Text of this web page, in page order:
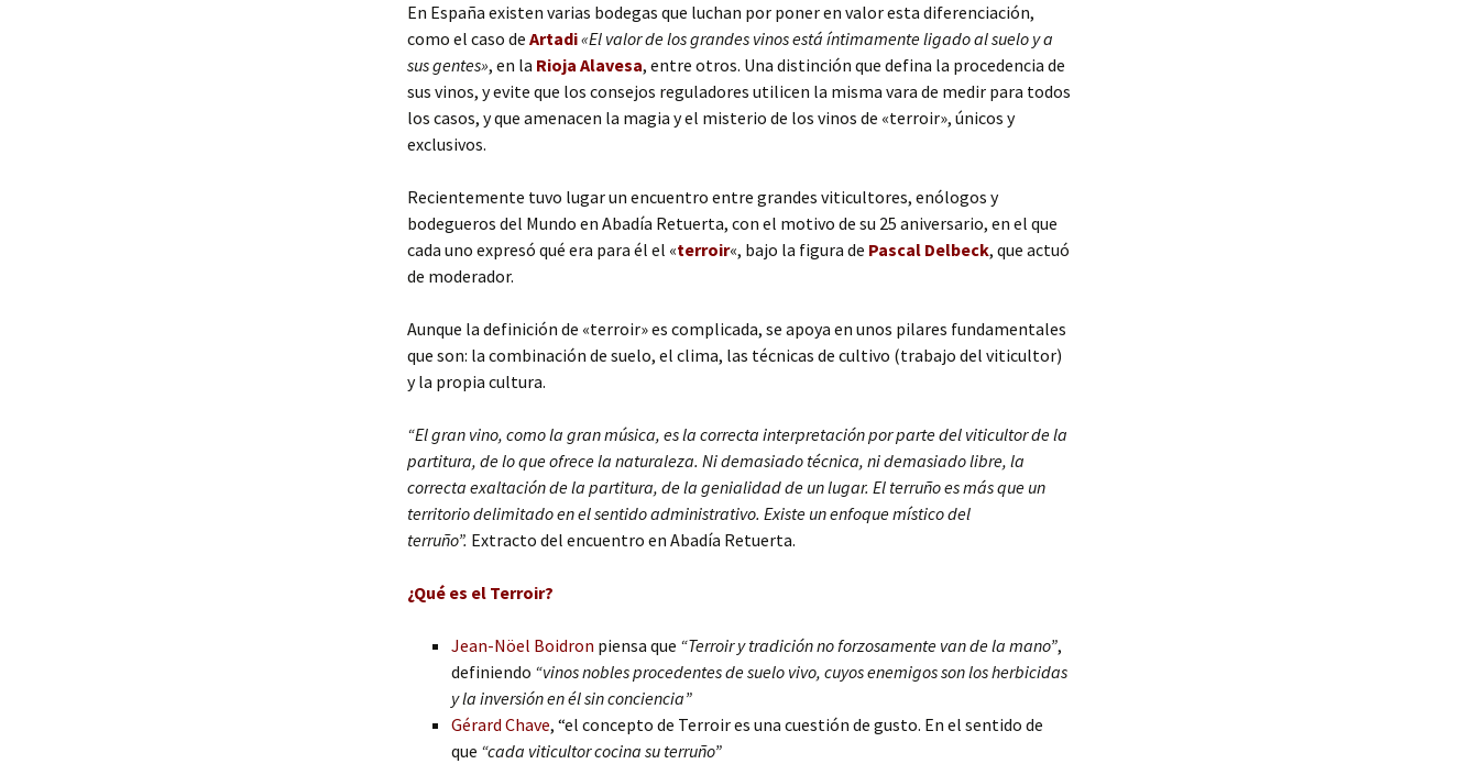
En España existen varias bodegas que luchan por poner en valor esta diferenciación,
como el caso de Artadi«El valor de los grandes vinos está íntimamente ligado al suelo y a
sus gentes», en la Rioja Alavesa, entre otros. Una distinción que defina la procedencia de
sus vinos, y evite que los consejos reguladores utilicen la misma vara de medir para todos
los casos, y que amenacen la magia y el misterio de los vinos de «terroir», únicos y
exclusivos.
Recientemente tuvo lugar un encuentro entre grandes viticultores, enólogos y
bodegueros del Mundo en Abadía Retuerta, con el motivo de su 25 aniversario, en el que
cada uno expresó qué era para él el «terroir«, bajo la figura de Pascal Delbeck, que actuó
de moderador.
Aunque la definición de «terroir» es complicada, se apoya en unos pilares fundamentales
que son: la combinación de suelo, el clima, las técnicas de cultivo (trabajo del viticultor)
y la propia cultura.
“El gran vino, como la gran música, es la correcta interpretación por parte del viticultor de la
partitura, de lo que ofrece la naturaleza. Ni demasiado técnica, ni demasiado libre, la
correcta exaltación de la partitura, de la genialidad de un lugar. El terruño es más que un
territorio delimitado en el sentido administrativo. Existe un enfoque místico del
terruño”. Extracto del encuentro en Abadía Retuerta.
¿Qué es el Terroir?
Jean-Nöel Boidron piensa que “Terroir y tradición no forzosamente van de la mano”,
definiendo “vinos nobles procedentes de suelo vivo, cuyos enemigos son los herbicidas
y la inversión en él sin conciencia”
Gérard Chave, “el concepto de Terroir es una cuestión de gusto. En el sentido de
que “cada viticultor cocina su terruño”